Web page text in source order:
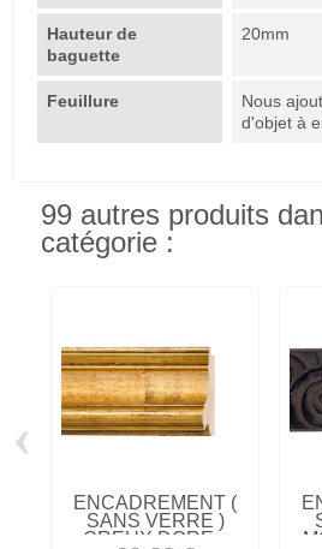
Hauteur de
baguette
20mm
Feuillure
Nous
d'objet à
99 autres produits
catégorie :
ENCADREMENT (
SANS VERRE )
CREUX DORE...
‹